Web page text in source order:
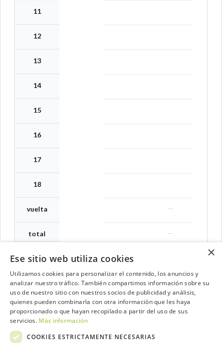
11
12
13
14
15
16
17
18
vuelta
total
--
--
Contacta con el equipo de NextCaddy
Opina Contacta
×
Ese sitio web utiliza cookies
Utilizamos cookies para personalizar el contenido, los anuncios y
analizar nuestro tráfico. También compartimos información sobre su
uso de nuestro sitio con nuestros socios de publicidad y análisis,
quienes pueden combinarla con otra información que les haya
proporcionado o que hayan recopilado a partir del uso de sus
servicios. Más información
COOKIES ESTRICTAMENTE NECESARIAS